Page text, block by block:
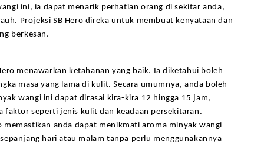
ini, ia dapat menarik perhatian orang di sekitar anda,
Projeksi SB Hero direka untuk membuat kenyataan dan
berkesan.
menawarkan ketahanan yang baik. Ia diketahui boleh
masa yang lama di kulit. Secara umumnya, anda boleh
wangi ini dapat dirasai kira-kira 12 hingga 15 jam,
faktor seperti jenis kulit dan keadaan persekitaran.
memastikan anda dapat menikmati aroma minyak wangi
hari atau malam tanpa perlu menggunakannya